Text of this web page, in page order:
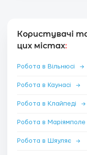
Користувачі
цих містах:
Робота в Вільнюсі →
Робота в Каунасі →
Робота в Клайпеді →
Робота в Маріямполе
Робота в Шяуляє →